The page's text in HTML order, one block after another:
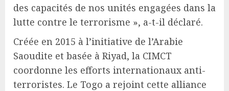
des capacités de nos unités engagées dans la
lutte contre le terrorisme », a-t-il déclaré.
Créée en 2015 à l’initiative de l’Arabie
Saoudite et basée à Riyad, la CIMCT
coordonne les efforts internationaux anti-
terroristes. Le Togo a rejoint cette alliance